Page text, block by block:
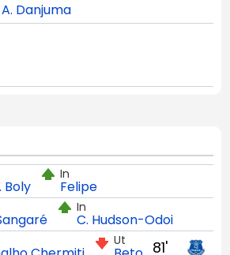
A. Danjuma
Boly
In
Felipe
In
C. Hudson-Odoi
81'
Ut